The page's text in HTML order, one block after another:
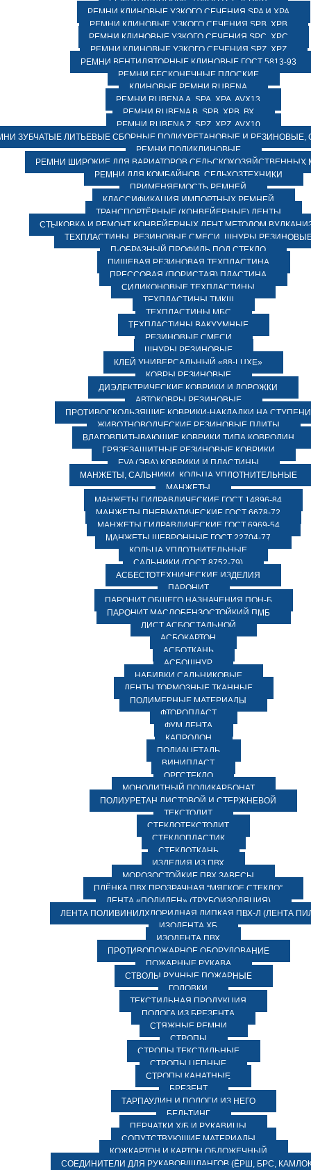
РЕМНИ КЛИНОВЫЕ УЗКОГО СЕЧЕНИЯ SPA И XPA
РЕМНИ КЛИНОВЫЕ УЗКОГО СЕЧЕНИЯ SPB, XPB
РЕМНИ КЛИНОВЫЕ УЗКОГО СЕЧЕНИЯ SPC, XPC
РЕМНИ КЛИНОВЫЕ УЗКОГО СЕЧЕНИЯ SPZ, XPZ
РЕМНИ ВЕНТИЛЯТОРНЫЕ КЛИНОВЫЕ ГОСТ 5813-93
РЕМНИ БЕСКОНЕЧНЫЕ ПЛОСКИЕ
КЛИНОВЫЕ РЕМНИ RUBENA
РЕМНИ RUBENA А, SPA, XPA, AVX13
РЕМНИ RUBENA В, SPВ, ХPВ, ВХ
РЕМНИ RUBENA Z, SPZ, XPZ, AVX10
ЗУБЧАТЫЕ ЛИТЬЕВЫЕ СБОРНЫЕ ПОЛИУРЕТАНОВЫЕ И РЕЗИНОВЫЕ,
РЕМНИ ПОЛИКЛИНОВЫЕ
РЕМНИ ШИРОКИЕ ДЛЯ ВАРИАТОРОВ СЕЛЬСКОХОЗЯЙСТВЕННЫХ
РЕМНИ ДЛЯ КОМБАЙНОВ, СЕЛЬХОЗТЕХНИКИ
ПРИМЕНЯЕМОСТЬ РЕМНЕЙ
КЛАССИФИКАЦИЯ ИМПОРТНЫХ РЕМНЕЙ
ТРАНСПОРТЁРНЫЕ (КОНВЕЙЕРНЫЕ) ЛЕНТЫ
СТЫКОВКА И РЕМОНТ КОНВЕЙЕРНЫХ ЛЕНТ МЕТОДОМ
ТЕХПЛАСТИНЫ, РЕЗИНОВЫЕ СМЕСИ, ШНУРЫ
П-ОБРАЗНЫЙ ПРОФИЛЬ ПОД СТЕКЛО
ПИЩЕВАЯ РЕЗИНОВАЯ ТЕХПЛАСТИНА
ПРЕССОВАЯ (ПОРИСТАЯ) ПЛАСТИНА
СИЛИКОНОВЫЕ ТЕХПЛАСТИНЫ
ТЕХПЛАСТИНЫ ТМКЩ
ТЕХПЛАСТИНЫ МБС
ТЕХПЛАСТИНЫ ВАКУУМНЫЕ
РЕЗИНОВЫЕ СМЕСИ
ШНУРЫ РЕЗИНОВЫЕ
КЛЕЙ УНИВЕРСАЛЬНЫЙ «88-LUXE»
КОВРЫ РЕЗИНОВЫЕ
ДИЭЛЕКТРИЧЕСКИЕ КОВРИКИ И ДОРОЖКИ
АВТОКОВРЫ РЕЗИНОВЫЕ
ПРОТИВОСКОЛЬЗЯЩИЕ КОВРИКИ-НАКЛАДКИ НА СТУПЕНИ
ЖИВОТНОВОДЧЕСКИЕ РЕЗИНОВЫЕ ПЛИТЫ
ВЛАГОВПИТЫВАЮЩИЕ КОВРИКИ ТИПА КОВРОЛИН
ГРЯЗЕЗАЩИТНЫЕ РЕЗИНОВЫЕ КОВРИКИ
EVA (ЭВА) КОВРИКИ И ПЛАСТИНЫ
МАНЖЕТЫ, САЛЬНИКИ, КОЛЬЦА УПЛОТНИТЕЛЬНЫЕ
МАНЖЕТЫ
МАНЖЕТЫ ГИДРАВЛИЧЕСКИЕ ГОСТ 14896-84
МАНЖЕТЫ ПНЕВМАТИЧЕСКИЕ ГОСТ 6678-72
МАНЖЕТЫ ГИДРАВЛИЧЕСКИЕ ГОСТ 6969-54
МАНЖЕТЫ ШЕВРОННЫЕ ГОСТ 22704-77
КОЛЬЦА УПЛОТНИТЕЛЬНЫЕ
САЛЬНИКИ (ГОСТ 8752-79)
АСБЕСТОТЕХНИЧЕСКИЕ ИЗДЕЛИЯ
ПАРОНИТ
ПАРОНИТ ОБЩЕГО НАЗНАЧЕНИЯ ПОН-Б
ПАРОНИТ МАСЛОБЕНЗОСТОЙКИЙ ПМБ
ЛИСТ АСБОСТАЛЬНОЙ
АСБОКАРТОН
АСБОТКАНЬ
АСБОШНУР
НАБИВКИ САЛЬНИКОВЫЕ
ЛЕНТЫ ТОРМОЗНЫЕ ТКАННЫЕ
ПОЛИМЕРНЫЕ МАТЕРИАЛЫ
ФТОРОПЛАСТ
ФУМ ЛЕНТА
КАПРОЛОН
ПОЛИАЦЕТАЛЬ
ВИНИПЛАСТ
ОРГСТЕКЛО
МОНОЛИТНЫЙ ПОЛИКАРБОНАТ
ПОЛИУРЕТАН ЛИСТОВОЙ И СТЕРЖНЕВОЙ
ТЕКСТОЛИТ
СТЕКЛОТЕКСТОЛИТ
СТЕКЛОПЛАСТИК
СТЕКЛОТКАНЬ
ИЗДЕЛИЯ ИЗ ПВХ
МОРОЗОСТОЙКИЕ ПВХ ЗАВЕСЫ
ПЛЁНКА ПВХ ПРОЗРАЧНАЯ “МЯГКОЕ СТЕКЛО”
ЛЕНТА «ПОЛИЛЕН» (ТРУБОИЗОЛЯЦИЯ)
ЛЕНТА ПОЛИВИНИЛХЛОРИДНАЯ ЛИПКАЯ ПВХ-Л (ЛЕНТА
ИЗОЛЕНТА ХБ
ИЗОЛЕНТА ПВХ
ПРОТИВОПОЖАРНОЕ ОБОРУДОВАНИЕ
ПОЖАРНЫЕ РУКАВА
СТВОЛЫ РУЧНЫЕ ПОЖАРНЫЕ
ГОЛОВКИ
ТЕКСТИЛЬНАЯ ПРОДУКЦИЯ
ПОЛОГА ИЗ БРЕЗЕНТА
СТЯЖНЫЕ РЕМНИ
СТРОПЫ
СТРОПЫ ТЕКСТИЛЬНЫЕ
СТРОПЫ ЦЕПНЫЕ
СТРОПЫ КАНАТНЫЕ
БРЕЗЕНТ
ТАРПАУЛИН И ПОЛОГИ ИЗ НЕГО
БЕЛЬТИНГ
ПЕРЧАТКИ Х/Б И РУКАВИЦЫ
СОПУТСТВУЮЩИЕ МАТЕРИАЛЫ
КОЖКАРТОН И КАРТОН ОБЛОЖЕЧНЫЙ
СОЕДИНИТЕЛИ ДЛЯ РУКАВОВ/ШЛАНГОВ (ЁРШ, БРС,